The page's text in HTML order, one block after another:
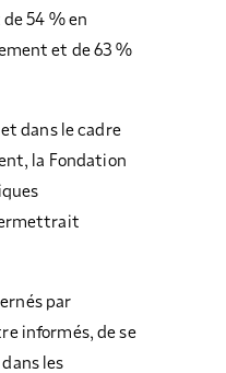
54 % en
et de 63 %
dans le cadre
la Fondation
par
informés, de se
les